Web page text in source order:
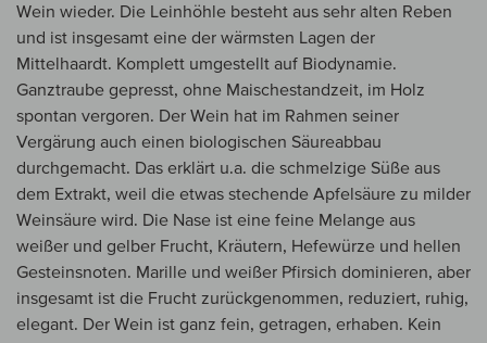
Wein wieder. Die Leinhöhle besteht aus sehr alten Reben
und ist insgesamt eine der wärmsten Lagen der
Mittelhaardt. Komplett umgestellt auf Biodynamie.
Ganztraube gepresst, ohne Maischestandzeit, im Holz
spontan vergoren. Der Wein hat im Rahmen seiner
Vergärung auch einen biologischen Säureabbau
durchgemacht. Das erklärt u.a. die schmelzige Süße aus
dem Extrakt, weil die etwas stechende Apfelsäure zu milder
Weinsäure wird. Die Nase ist eine feine Melange aus
weißer und gelber Frucht, Kräutern, Hefewürze und hellen
Gesteinsnoten. Marille und weißer Pfirsich dominieren, aber
insgesamt ist die Frucht zurückgenommen, reduziert, ruhig,
elegant. Der Wein ist ganz fein, getragen, erhaben. Kein